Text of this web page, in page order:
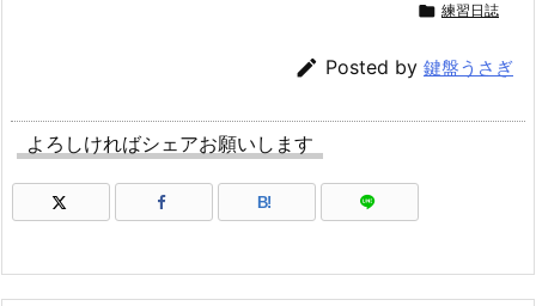
 練習日誌
 Posted by 鍵盤うさぎ
よろしければシェアお願いします
B!